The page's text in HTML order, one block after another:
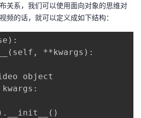
关系，我们可以使用面向对象的思维对
频的话，就可以定义成如下结构：
**kwargs):
object